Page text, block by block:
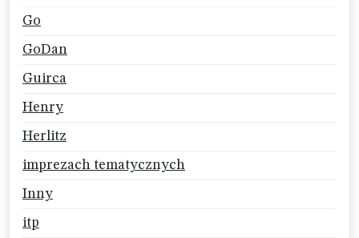
Go
GoDan
Guirca
Henry
Herlitz
imprezach tematycznych
Inny
itp